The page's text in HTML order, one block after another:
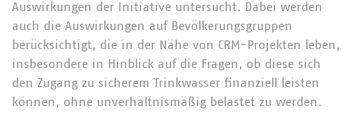
Auswirkungen der Initiative untersucht. Dabei werden
auch die Auswirkungen auf Bevölkerungsgruppen
berücksichtigt, die in der Nähe von CRM-Projekten leben,
insbesondere in Hinblick auf die Fragen, ob diese sich
den Zugang zu sicherem Trinkwasser finanziell leisten
können, ohne unverhältnismäßig belastet zu werden.